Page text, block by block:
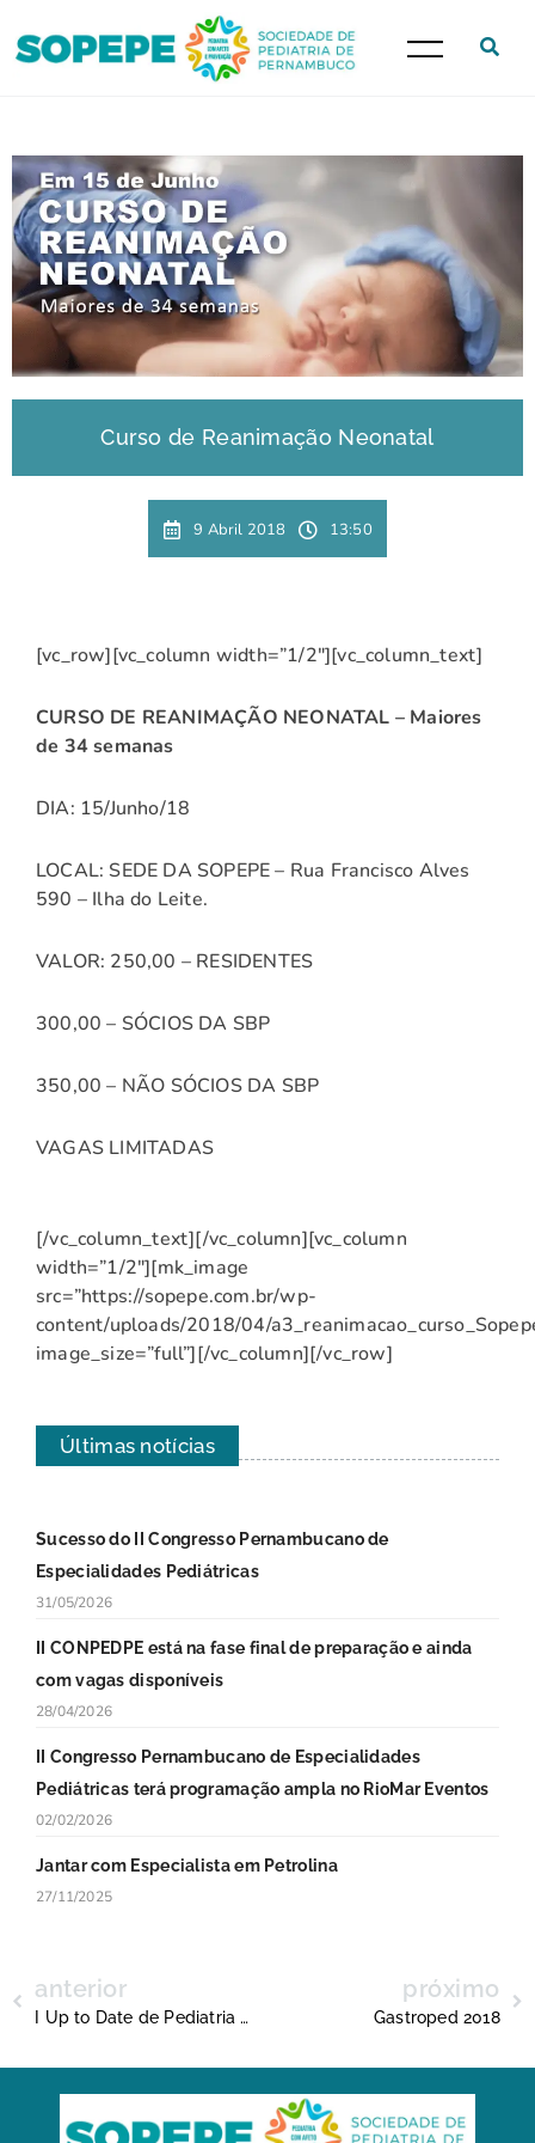
Curso de Reanimação Neonatal
9 Abril 2018 13:50
[vc_row][vc_column width=”1/2″][vc_column_text]
CURSO DE REANIMAÇÃO NEONATAL – Maiores
de 34 semanas
DIA: 15/Junho/18
LOCAL: SEDE DA SOPEPE – Rua Francisco Alves
590 – Ilha do Leite.
VALOR: 250,00 – RESIDENTES
300,00 – SÓCIOS DA SBP
350,00 – NÃO SÓCIOS DA SBP
VAGAS LIMITADAS
[/vc_column_text][/vc_column][vc_column
width=”1/2″][mk_image
src=”https://sopepe.com.br/wp-
content/uploads/2018/04/
image_size=”full”][/vc_column][/vc_row]
Últimas notícias
Sucesso do II Congresso Pernambucano de
Especialidades Pediátricas
31/05/2026
II CONPEDPE está na fase final de preparação e ainda
com vagas disponíveis
28/04/2026
II Congresso Pernambucano de Especialidades
Pediátricas terá programação ampla no RioMar Eventos
02/02/2026
Jantar com Especialista em Petrolina
27/11/2025
anterior
I Up to Date de Pediatria de PE
próximo
Gastroped 2018